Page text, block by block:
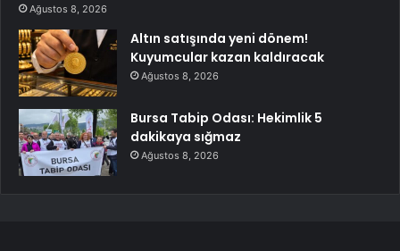
Ağustos 8, 2026
Altın satışında yeni dönem!
Kuyumcular kazan kaldıracak
Ağustos 8, 2026
Bursa Tabip Odası: Hekimlik 5
dakikaya sığmaz
Ağustos 8, 2026